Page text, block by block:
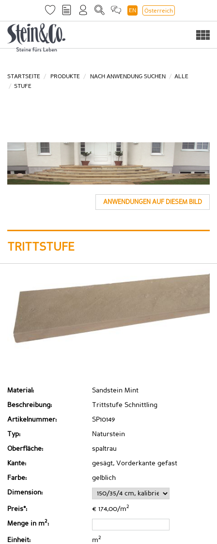
EN Österreich
STARTSEITE PRODUKTE NACH ANWENDUNG SUCHEN
ALLE
STUFE
ANWENDUNGEN AUF DIESEM BILD
TRITTSTUFE
Material: Sandstein Mint
Beschreibung: Trittstufe Schnittling
Artikelnummer: SP10149
Typ: Naturstein
Oberfläche: spaltrau
Kante: gesägt, Vorderkante gefast
Farbe: gelblich
Dimension:
Preis*: € 174,00/m2
Menge in m2:
Einheit: m2